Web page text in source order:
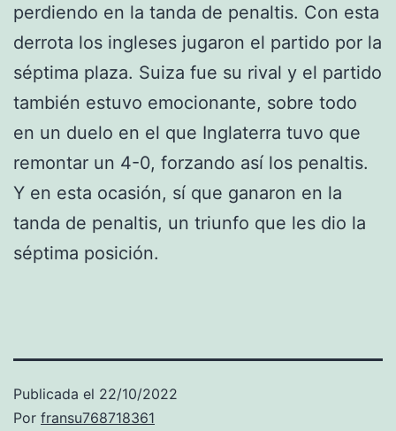
perdiendo en la tanda de penaltis. Con esta
derrota los ingleses jugaron el partido por la
séptima plaza. Suiza fue su rival y el partido
también estuvo emocionante, sobre todo
en un duelo en el que Inglaterra tuvo que
remontar un 4-0, forzando así los penaltis.
Y en esta ocasión, sí que ganaron en la
tanda de penaltis, un triunfo que les dio la
séptima posición.
Publicada el 22/10/2022
Por fransu768718361